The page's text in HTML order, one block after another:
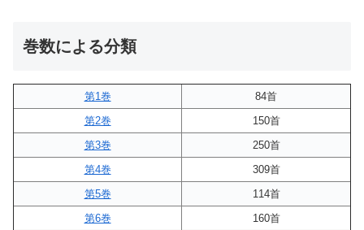
巻数による分類
第1巻
84首
第2巻
150首
第3巻
250首
第4巻
309首
第5巻
114首
第6巻
160首